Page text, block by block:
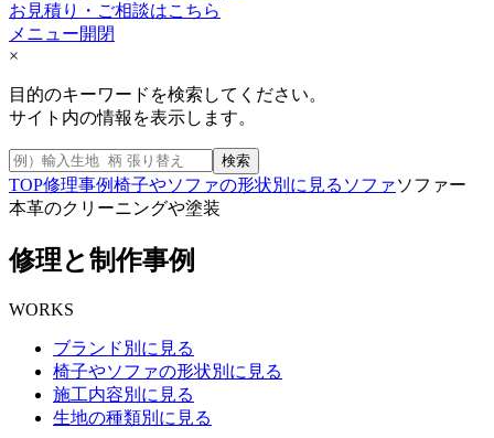
お見積り・ご相談はこちら
メニュー開閉
×
目的のキーワードを検索してください。
サイト内の情報を表示します。
検索
TOP修理事例椅子やソファの形状別に見る ソファソファー
本革のクリーニングや塗装
修理と制作事例
WORKS
ブランド別に見る
椅子やソファの形状別に見る
施工内容別に見る
生地の種類別に見る